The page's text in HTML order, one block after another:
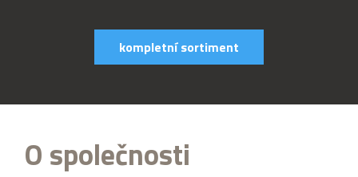
kompletní sortiment
O společnosti